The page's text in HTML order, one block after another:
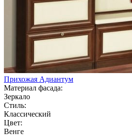
Прихожая Адиантум
Материал фасада:
Зеркало
Стиль:
Классический
Цвет:
Венге